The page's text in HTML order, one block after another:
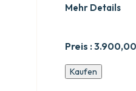
Preis :3.900,00
Mehr Details
Gedicht
über
Kaufen